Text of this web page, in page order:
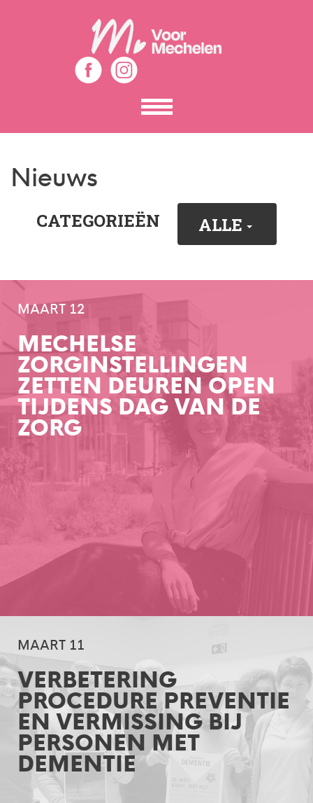
Toon
het
menu
Nieuws
CATEGORIEËN ALLE
MAART 12
MECHELSE
ZORGINSTELLINGEN
ZETTEN DEUREN OPEN
TIJDENS DAG VAN DE
ZORG
MAART 11
VERBETERING
PROCEDURE PREVENTIE
EN VERMISSING BIJ
PERSONEN MET
DEMENTIE